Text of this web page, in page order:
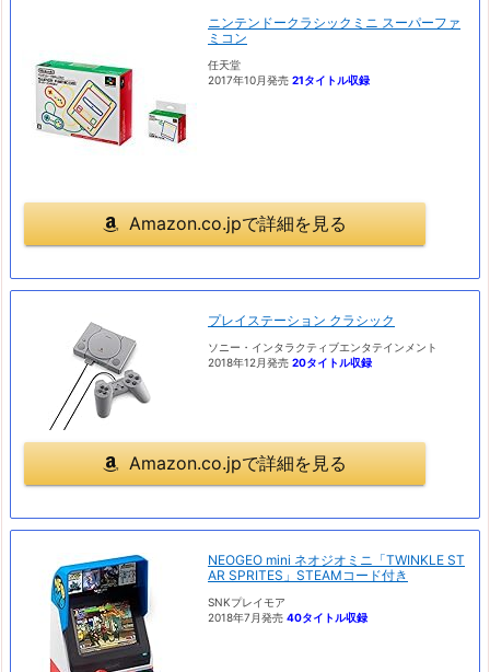
ニンテンドークラシックミニ スーパーファ
ミコン
任天堂
2017年10月発売 21タイトル収録
Amazon.co.jpで詳細を見る
プレイステーション クラシック
ソニー・インタラクティブエンタテインメント
2018年12月発売 20タイトル収録
Amazon.co.jpで詳細を見る
NEOGEO mini ネオジオミニ「TWINKLE ST
AR SPRITES」STEAMコード付き
SNKプレイモア
2018年7月発売 40タイトル収録